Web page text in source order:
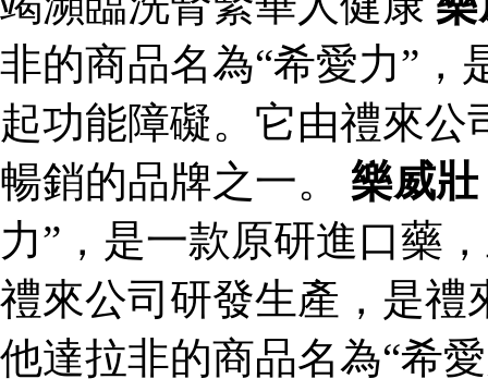
非的商品名為“希愛力”，
起功能障礙。它由禮來
暢銷的品牌之一。 樂威壯
力”，是一款原研進口藥
禮來公司研發生產，是禮
他達拉非的商品名為“希